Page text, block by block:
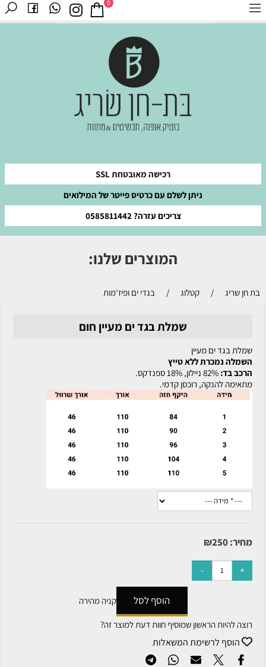
רכישה מאובטחת SSL
ניתן לשלם עם כרטיס פייטר של המילואים
צריכים עזרה? 0585811442
0
המוצרים שלנו:
בת חן שריג / קטלוג / בגדי ים ופיז'מות
שמלת בגד ים מעיין חום
שמלת בגד ים מעיין
השמלה נמכרת ללא טייץ
הרכב בד: 82% ניילון, 18% ספנדקס.
מתאימה להנקה, רוכסן קדמי.
מחיר: ₪250
הוסף לסל קניה מהירה
רוצה להיות הראשון שמוסיף חוות דעת למוצר זה?
הוסף לרשימת המשאלות